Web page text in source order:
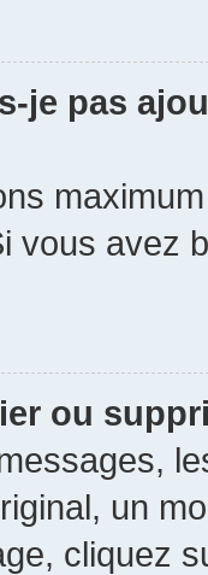
je pas
vous avez
ou
un
cliquez